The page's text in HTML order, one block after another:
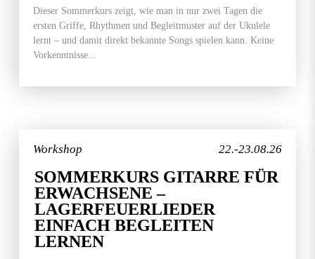
Dieser Sommerkurs zeigt, wie man in nur zwei Tagen die
ersten Griffe, Rhythmen und Begleitmuster auf der Ukulele
lernt – und damit direkt bekannte Songs spielen kann. Keine
Vorkenntnisse...
22.-23.08.26
Workshop
SOMMERKURS GITARRE FÜR
ERWACHSENE –
LAGERFEUERLIEDER
EINFACH BEGLEITEN
LERNEN